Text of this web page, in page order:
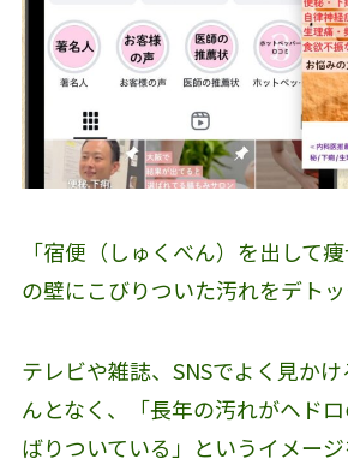
「宿便（しゅくべん）を出して
の壁にこびりついた汚れをデトッ
テレビや雑誌、SNSでよく見か
んとなく、「長年の汚れがヘド
ばりついている」というイメー